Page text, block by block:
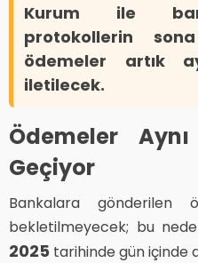
Kurum ile
protokollerin
ödemeler artık
iletilecek.
Ödemeler
Geçiyor
Bankalara
bekletilmeyecek; bu
2025 tarihinde gün içinde